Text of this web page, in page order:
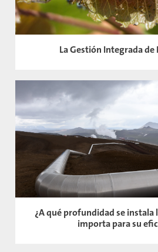
La Gestión Integrada de
¿A qué profundidad se
importa para su